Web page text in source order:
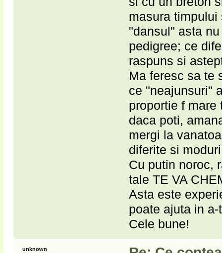
masura
"dansul" asta
pedigree; ce
raspuns si
Ma feresc sa te
ce "neajunsuri"
proportie f
daca poti,
mergi la
diferite si
Cu putin noroc,
tale TE VA
Asta este
poate ajuta in
Cele bune!
unknown